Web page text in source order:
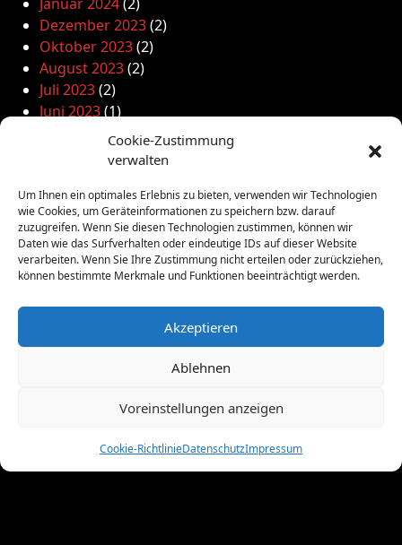
Cookie-Zustimmung
verwalten
Um Ihnen ein optimales Erlebnis zu bieten, verwenden wir Technologien
wie Cookies, um Geräteinformationen zu speichern bzw. darauf
zuzugreifen. Wenn Sie diesen Technologien zustimmen, können wir
Daten wie das Surfverhalten oder eindeutige IDs auf dieser Website
verarbeiten. Wenn Sie Ihre Zustimmung nicht erteilen oder zurückziehen,
können bestimmte Merkmale und Funktionen beeinträchtigt werden.
Akzeptieren
Ablehnen
Voreinstellungen anzeigen
Cookie-RichtlinieDatenschutzImpressum
Dezember 2023(2)
Oktober 2023(2)
August 2023(2)
Juli 2023(2)
Juni 2023(1)
(2)
Februar 2023(1)
Oktober 2022(1)
Juni 2022(3)
April 2022(1)
März 2022(1)
Oktober 2021(3)
September 2021(1)
Juni 2021(2)
März 2020(1)
Januar 2020(2)